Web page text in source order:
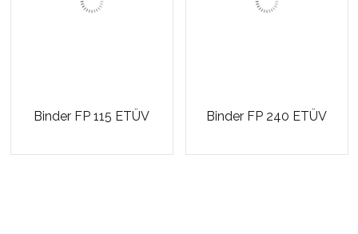
Binder FP 115 ETÜV Binder FP 240 ETÜV